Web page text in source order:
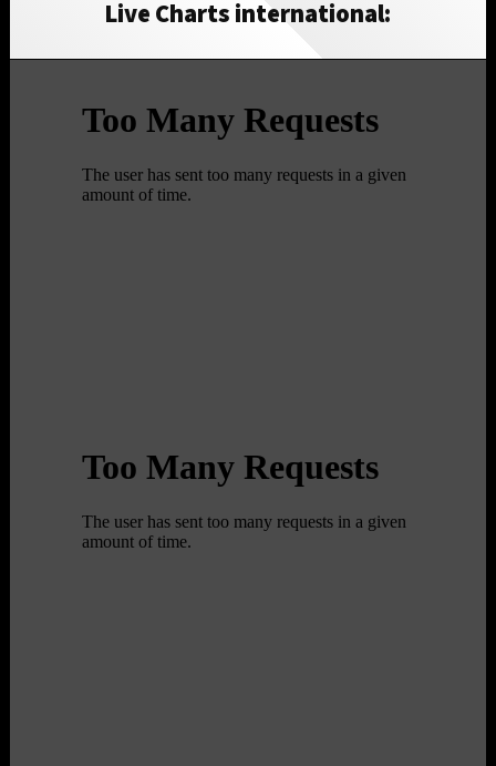
Live Charts international: